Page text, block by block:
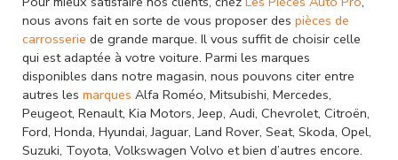
nous avons fait en sorte de vous proposer des pièces de
carrosserie de grande marque. Il vous suffit de choisir celle
qui est adaptée à votre voiture. Parmi les marques
disponibles dans notre magasin, nous pouvons citer entre
autres les marques Alfa Roméo, Mitsubishi, Mercedes,
Peugeot, Renault, Kia Motors, Jeep, Audi, Chevrolet, Citroën,
Ford, Honda, Hyundai, Jaguar, Land Rover, Seat, Skoda, Opel,
Suzuki, Toyota, Volkswagen Volvo et bien d’autres encore.